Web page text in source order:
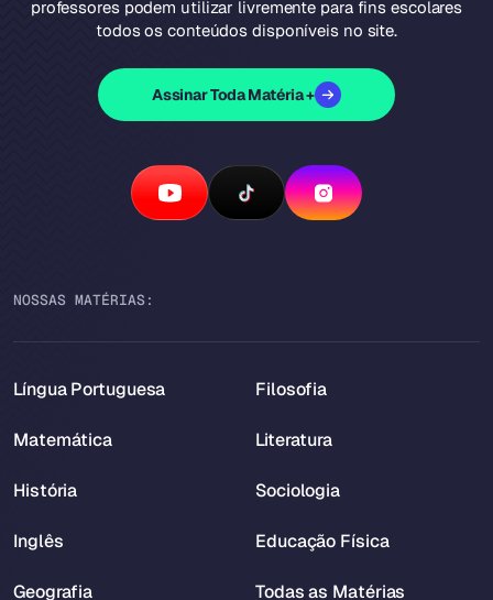
professores podem utilizar livremente para fins escolares
todos os conteúdos disponíveis no site.
Assinar Toda Matéria +
NOSSAS MATÉRIAS:
Língua Portuguesa
Matemática
História
Inglês
Geografia
Filosofia
Literatura
Sociologia
Educação Física
Todas as Matérias